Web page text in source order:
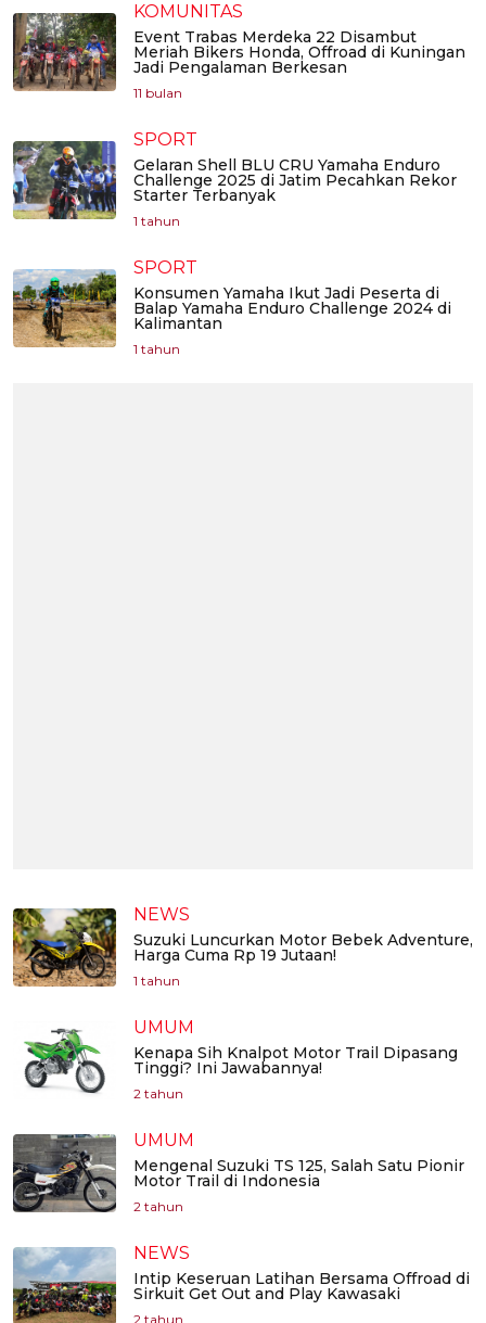
KOMUNITAS
Event Trabas Merdeka 22 Disambut
Meriah Bikers Honda, Offroad di Kuningan
Jadi Pengalaman Berkesan
11 bulan
SPORT
Gelaran Shell BLU CRU Yamaha Enduro
Challenge 2025 di Jatim Pecahkan Rekor
Starter Terbanyak
1 tahun
SPORT
Konsumen Yamaha Ikut Jadi Peserta di
Balap Yamaha Enduro Challenge 2024 di
Kalimantan
1 tahun
NEWS
Suzuki Luncurkan Motor Bebek Adventure,
Harga Cuma Rp 19 Jutaan!
1 tahun
UMUM
Kenapa Sih Knalpot Motor Trail Dipasang
Tinggi? Ini Jawabannya!
2 tahun
UMUM
Mengenal Suzuki TS 125, Salah Satu Pionir
Motor Trail di Indonesia
2 tahun
NEWS
Intip Keseruan Latihan Bersama Offroad di
Sirkuit Get Out and Play Kawasaki
2 tahun